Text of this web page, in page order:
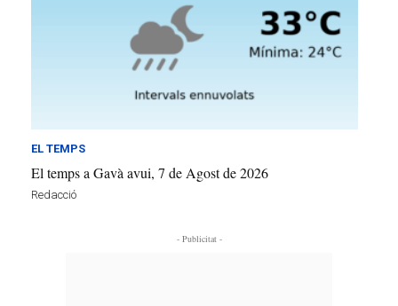
EL TEMPS
El temps a Gavà avui, 7 de Agost de 2026
Redacció
- Publicitat -